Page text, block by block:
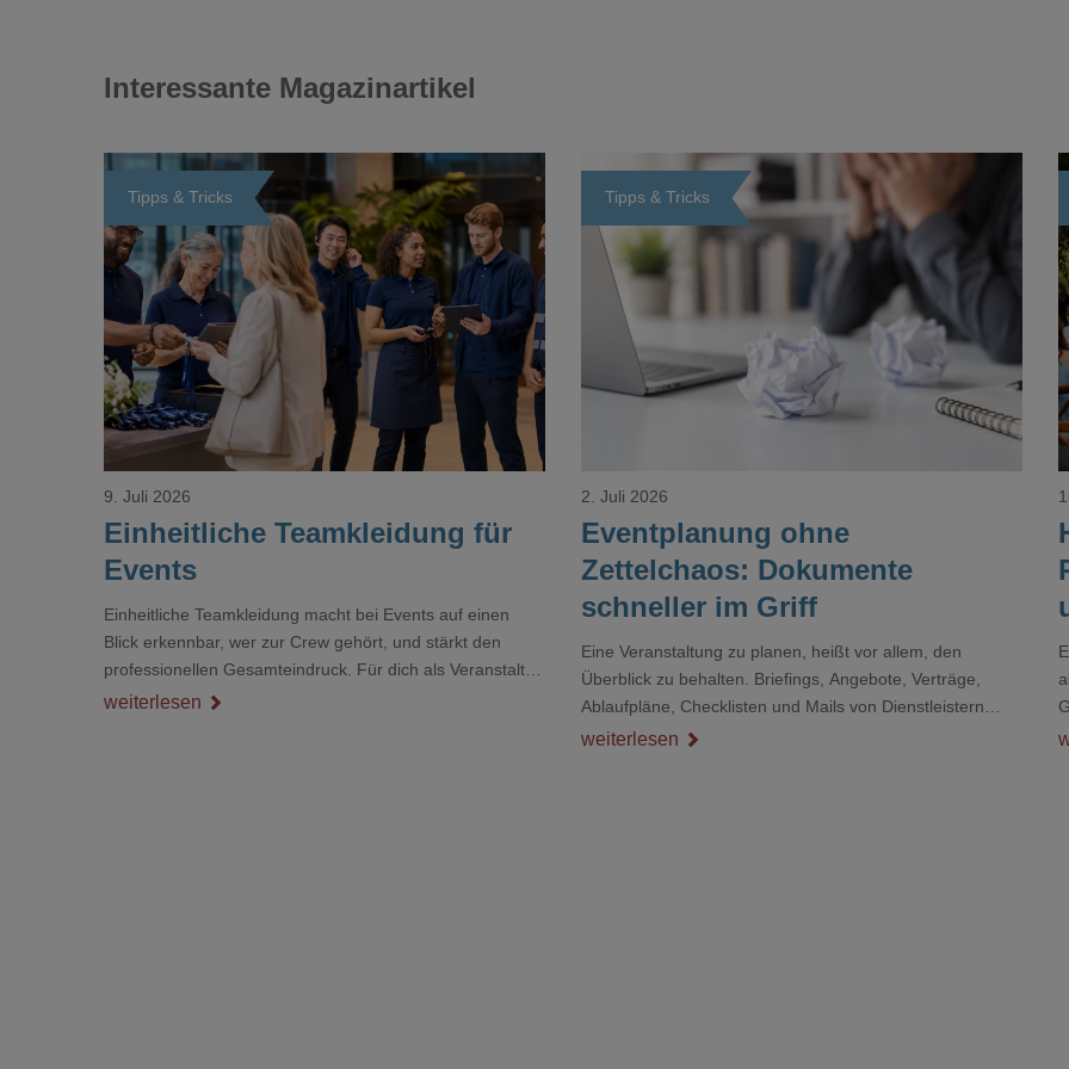
Interessante Magazinartikel
Tipps & Tricks
Einheitliche Teamkleidung für
Events
9. Juli 2026
Einheitliche Teamkleidung macht bei Events auf einen
Blick erkennbar, wer zur Crew gehört, und stärkt den
professionellen Gesamteindruck. Für dich als Veranstalter
ist das kein Nebenthema: Bei Textilien mit Stickerei oder
weiterlesen
Tipps & Tricks
Eventplanung ohne
Zettelchaos: Dokumente
schneller im Griff
2. Juli 2026
Eine Veranstaltung zu planen, heißt vor allem, den
Überblick zu behalten. Briefings, Angebote, Verträge,
Ablaufpläne, Checklisten und Mails von Dienstleistern
sammeln sich rasch zu einem unübersichtlichen Stapel.
weiterlesen